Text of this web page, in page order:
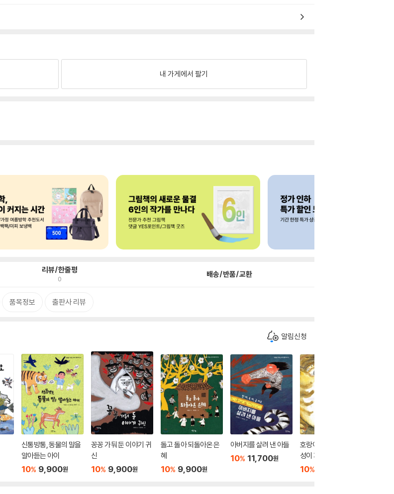
내 가게에서 팔기
리뷰/한줄평
0 배송/반품/교환
품목정보 출판사 리뷰
알림신청
신통방통, 동물의 말을
알아듣는 아이
10% 9,900원
꽁꽁 가둬 둔 이야기 귀
신
10% 9,900원
돌고 돌아 되돌아온 은
혜
10% 9,900원
아버지를 살려 낸 아들
10% 11,700원
호랑이를 물리친 재투
성이 재덕이
10%